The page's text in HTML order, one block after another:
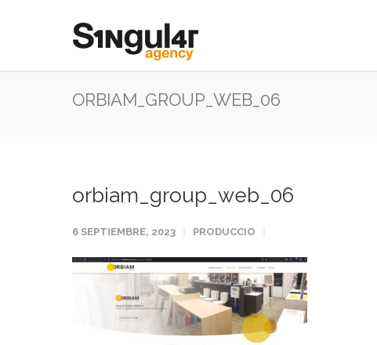
ORBIAM_GROUP_WEB_06
orbiam_group_web_06
6 SEPTIEMBRE, 2023 PRODUCCIO